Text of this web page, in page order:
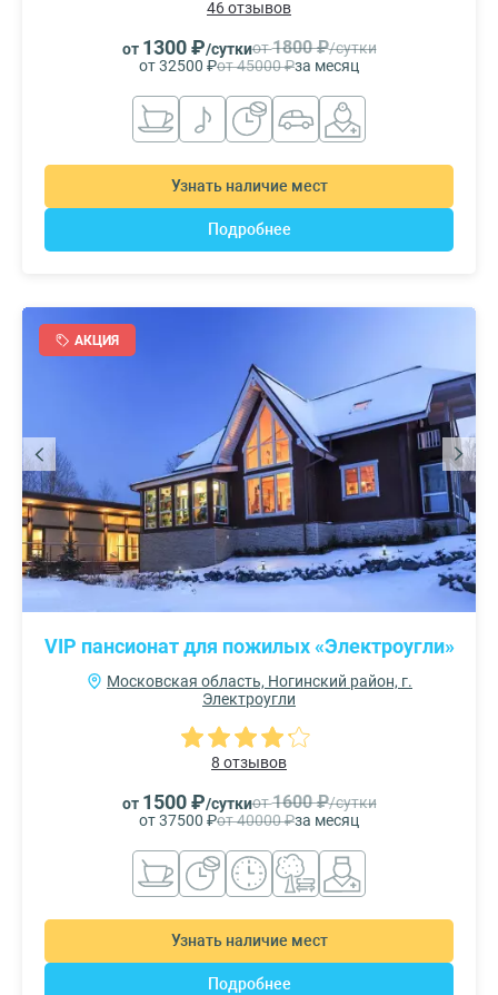
46 отзывов
от 1300 ₽/суткиот1800 ₽/сутки
от 32500 ₽от 45000 ₽за месяц
Узнать наличие мест
Подробнее
АКЦИЯ
VIP пансионат для пожилых «Электроугли»
Московская область, Ногинский район, г.
Электроугли
8 отзывов
от 1500 ₽/суткиот1600 ₽/сутки
от 37500 ₽от 40000 ₽за месяц
Узнать наличие мест
Подробнее